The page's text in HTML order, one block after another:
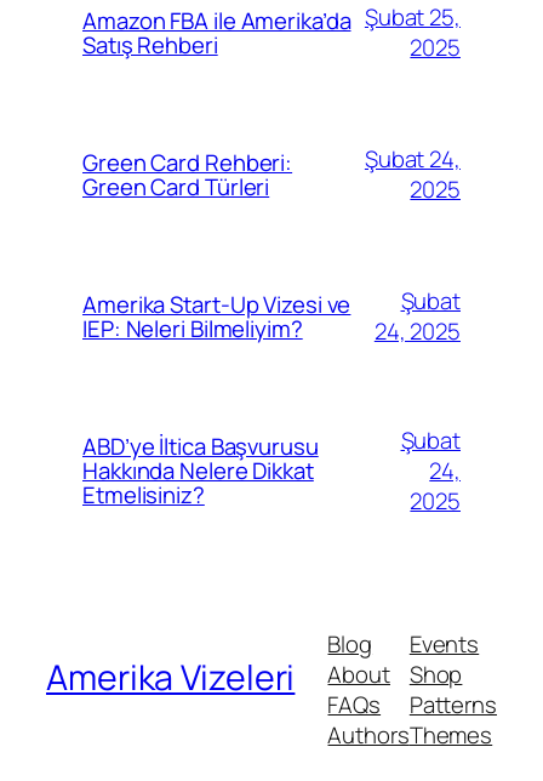
Amazon FBA ile Amerika’da
Satış Rehberi
Şubat 25,
2025
Green Card Rehberi:
Green Card Türleri
Şubat 24,
2025
Amerika Start-Up Vizesi ve
IEP: Neleri Bilmeliyim?
Şubat
24, 2025
ABD’ye İltica Başvurusu
Hakkında Nelere Dikkat
Etmelisiniz?
Şubat
24,
2025
Amerika Vizeleri
Blog
About
FAQs
Authors
Events
Shop
Patterns
Themes